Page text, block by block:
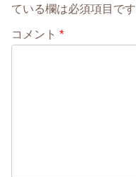
ている欄は必須項目です
コメント *